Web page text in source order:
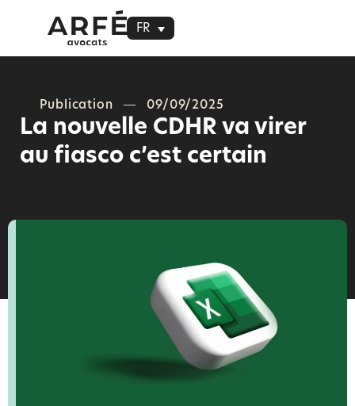
FR
Publication 09/09/2025
La nouvelle CDHR va virer
au fiasco c’est certain